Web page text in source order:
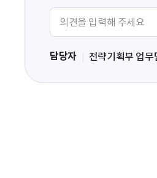
력
담당자 전략기획부 업무